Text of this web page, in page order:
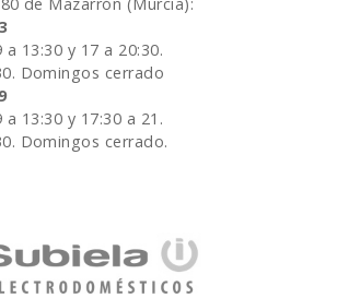
a 13:30 y 17 a 20:30.
Domingos cerrado
a 13:30 y 17:30 a 21.
Domingos cerrado.